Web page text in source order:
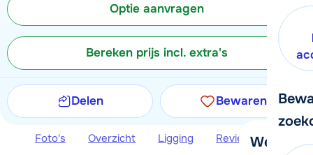
We
Optie aanvragen
Bereken prijs incl. extra's
Delen Bewaren
Foto's Overzicht Ligging Reviews